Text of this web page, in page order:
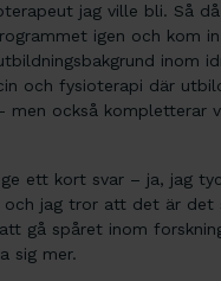
jag ville bli. Så
igen och kom
inom
och fysioterapi där
men också kompletterar
ett kort svar – ja, jag
och jag tror att det är det
gå spåret inom
sig mer.